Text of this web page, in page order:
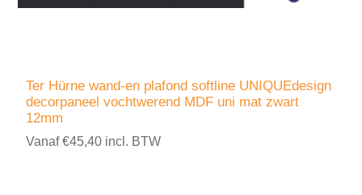
Ter Hürne wand-en plafond softline UNIQUEdesign
decorpaneel vochtwerend MDF uni mat zwart
12mm
Vanaf €45,40 incl. BTW